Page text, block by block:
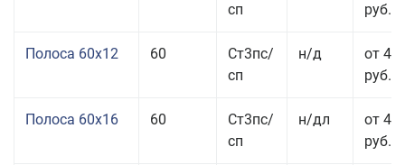
сп
руб.
Полоса 60x12 60
Ст3пс/
сп
н/д
от 46
руб.
Полоса 60x16 60
Ст3пс/
сп
н/дл
от 48
руб.